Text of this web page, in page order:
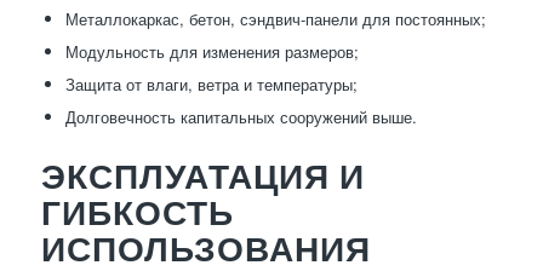
Металлокаркас, бетон, сэндвич-панели для постоянных;
Модульность для изменения размеров;
Защита от влаги, ветра и температуры;
Долговечность капитальных сооружений выше.
ЭКСПЛУАТАЦИЯ И
ГИБКОСТЬ
ИСПОЛЬЗОВАНИЯ